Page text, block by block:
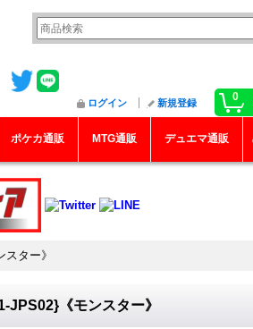
0
ログイン 新規登録
ポケカ通販 MTG通販 デュエマ通販
ター》
JPS02}《モンスター》